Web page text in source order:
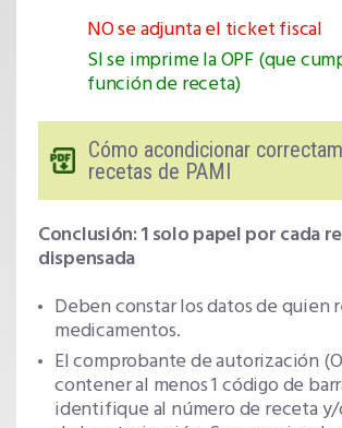
NO se adjunta el ticket fiscal
SI se imprime la OPF (que
función de receta)
Cómo acondicionar
recetas de PAMI
Conclusión: 1 solo papel por cada
dispensada
Deben constar los datos de quien
medicamentos.
El comprobante de autorización
contener al menos 1 código de
identifique al número de receta